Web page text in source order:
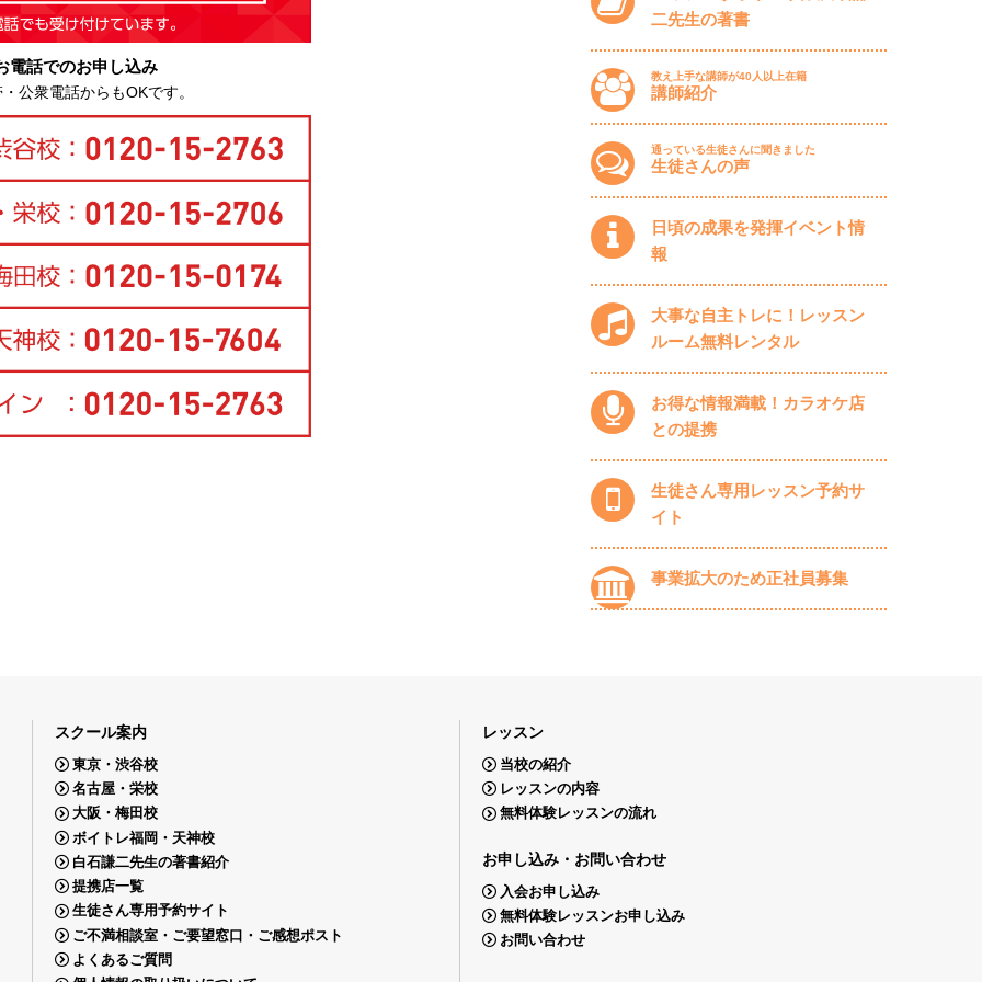
電話でのお申し込み
公衆電話からもOKです。
二先生の著書
教え上手な講師が40人以上在籍
講師紹介
通っている生徒さんに聞きました
生徒さんの声
日頃の成果を発揮イベント情
報
大事な自主トレに！レッスン
ルーム無料レンタル
お得な情報満載！カラオケ店
との提携
生徒さん専用レッスン予約サ
イト
事業拡大のため正社員募集
スクール案内
東京・渋谷校
名古屋・栄校
大阪・梅田校
ボイトレ福岡・天神校
白石謙二先生の著書紹介
提携店一覧
生徒さん専用予約サイト
ご不満相談室・ご要望窓口・ご感想ポスト
よくあるご質問
レッスン
当校の紹介
レッスンの内容
無料体験レッスンの流れ
お申し込み・お問い合わせ
入会お申し込み
無料体験レッスンお申し込み
お問い合わせ